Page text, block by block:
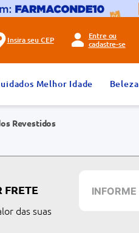
Insira seu CEP
Entre ou
cadastre-se
Melhor Idade Beleza
Revestidos
FRETE
das suas